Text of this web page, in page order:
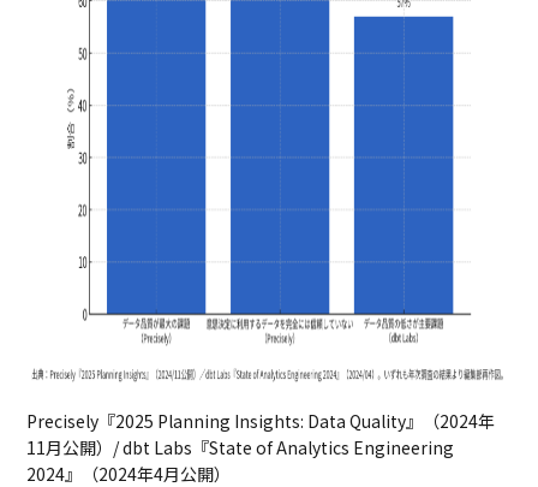
Precisely『2025 Planning Insights: Data Quality』（2024年
11月公開）/ dbt Labs『State of Analytics Engineering
2024』（2024年4月公開）